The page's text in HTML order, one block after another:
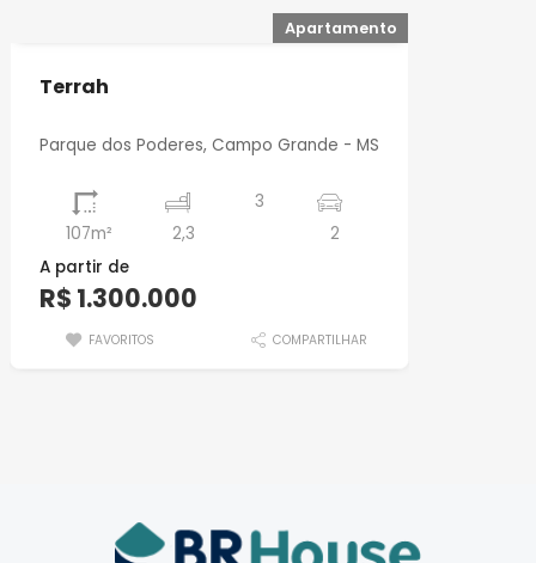
Apartamento
Terrah
Parque dos Poderes, Campo Grande - MS
107m² 2,3
3
2
A partir de
R$ 1.300.000
FAVORITOS COMPARTILHAR